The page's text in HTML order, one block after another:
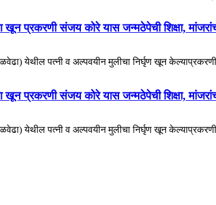
खून प्रकरणी संजय कोरे यास जन्मठेपेची शिक्षा,
येथील पत्नी व अल्पवयीन मुलीचा निर्घृण खून
खून प्रकरणी संजय कोरे यास जन्मठेपेची शिक्षा,
येथील पत्नी व अल्पवयीन मुलीचा निर्घृण खून